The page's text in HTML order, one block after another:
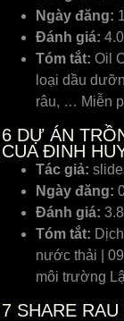
Ngày đăng:
Đánh giá:
Tóm tắt: Oil
loại dầu
râu, … Miễn
6 DỰ ÁN
CUA ĐINH
Tác giả:
Ngày đăng:
Đánh giá:
Tóm tắt:
nước thải |
môi trường
7 SHARE